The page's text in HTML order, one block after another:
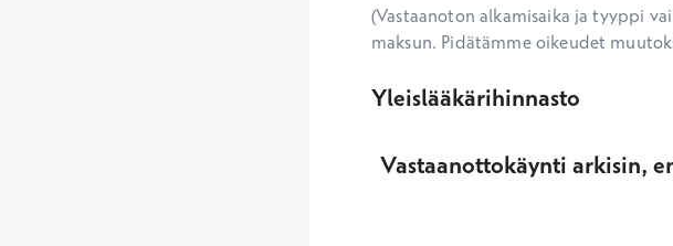
(Vastaanoton alkamisaika ja tyyppi
maksun. Pidätämme oikeudet
Yleislääkärihinnasto
Vastaanottokäynti arkisin,